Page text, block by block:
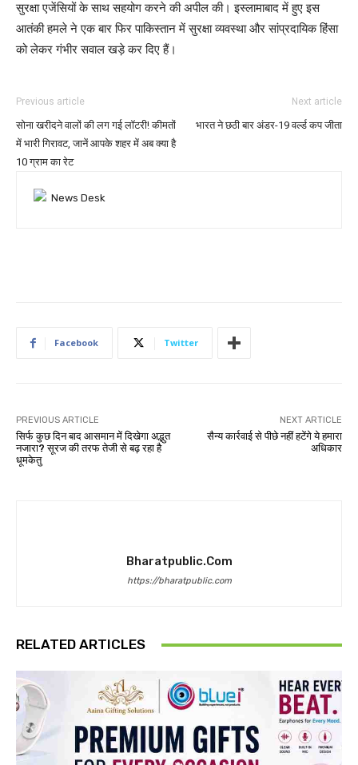
सुरक्षा एजेंसियों के साथ सहयोग करने की अपील की। इस्लामाबाद में हुए इस
आतंकी हमले ने एक बार फिर पाकिस्तान में सुरक्षा व्यवस्था और सांप्रदायिक हिंसा
को लेकर गंभीर सवाल खड़े कर दिए हैं।
Previous article
सोना खरीदने वालों की लग गई लॉटरी! कीमतों
में भारी गिरावट, जानें आपके शहर में अब क्या है
10 ग्राम का रेट
Next article
भारत ने छठी बार अंडर-19 वर्ल्ड कप जीता
Facebook Twitter
PREVIOUS ARTICLE
सिर्फ कुछ दिन बाद आसमान में दिखेगा अद्भुत
नजारा? सूरज की तरफ तेजी से बढ़ रहा है
धूमकेतु
NEXT ARTICLE
सैन्य कार्रवाई से पीछे नहीं हटेंगे ये हमारा
अधिकार
Bharatpublic.com
https://bharatpublic.com
RELATED ARTICLES